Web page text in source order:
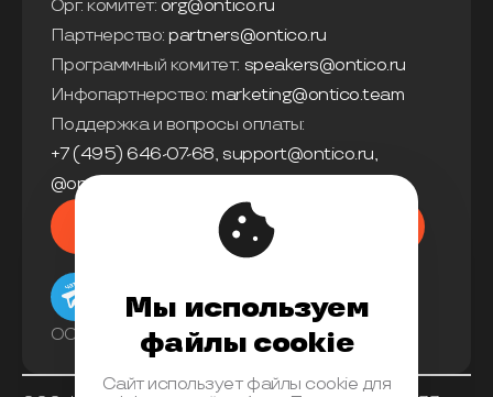
Орг. комитет: org@ontico.ru
Партнерство: partners@ontico.ru
Программный комитет: speakers@ontico.ru
Инфопартнерство: marketing@ontico.team
Поддержка и вопросы оплаты:
+7 (495) 646-07-68, support@ontico.ru,
@ontico_support
Мы в телеграм
ООО «Конференции Олега Бунина»
Мы используем
файлы cookie
Сайт использует файлы cookie для